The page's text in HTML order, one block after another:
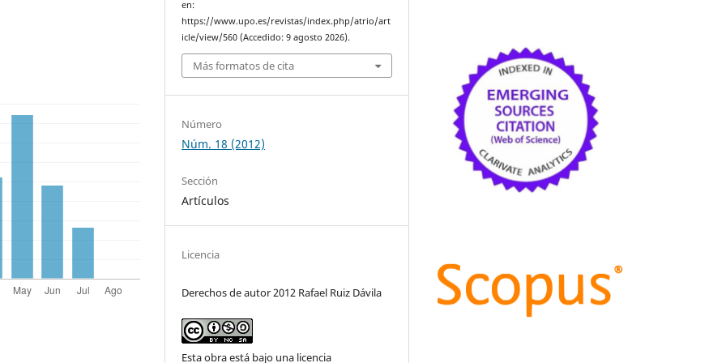
en:
https://www.upo.es/revistas/index.php/atrio/art
icle/view/560 (Accedido: 9 agosto 2026).
Más formatos de cita
Número
Núm. 18 (2012)
Sección
Artículos
Licencia
Derechos de autor 2012 Rafael Ruiz Dávila
Esta obra está bajo una licencia